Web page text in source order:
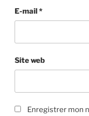
E-mail*
Site web
Enregistrer mon